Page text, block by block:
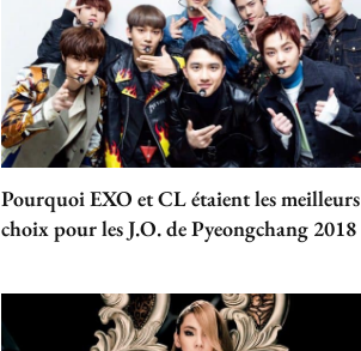
Pourquoi EXO et CL étaient les meilleurs
choix pour les J.O. de Pyeongchang 2018